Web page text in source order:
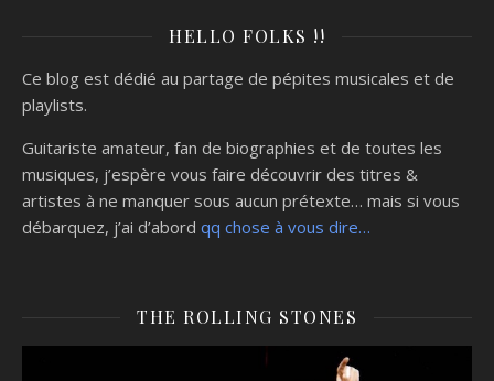
HELLO FOLKS !!
Ce blog est dédié au partage de pépites musicales et de
playlists.
Guitariste amateur, fan de biographies et de toutes les
musiques, j’espère vous faire découvrir des titres &
artistes à ne manquer sous aucun prétexte… mais si vous
débarquez, j’ai d’abord qq chose à vous dire…
THE ROLLING STONES